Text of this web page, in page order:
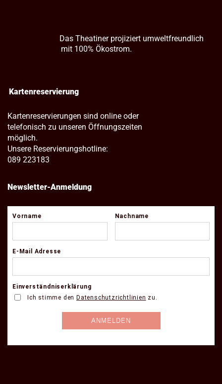
Das Theatiner projiziert umweltfreundlich
mit 100% Ökostrom.
Kartenreservierung
Kartenreservierungen sind online oder
telefonisch zu unseren Öffnungszeiten
möglich.
Unsere Reservierungshotline:
089 223183
Newsletter-Anmeldung